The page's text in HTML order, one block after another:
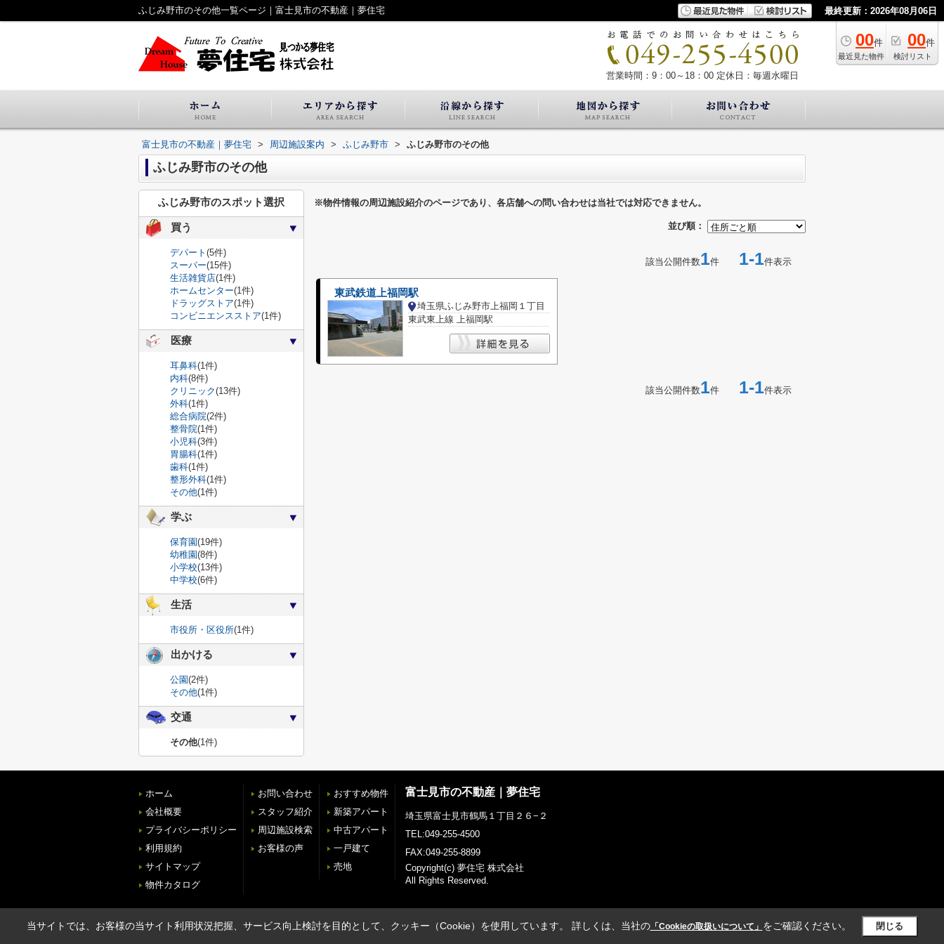
ふじみ野市のその他一覧ページ｜富士見市の不動産｜夢住宅 最終更新：2026年08月06日
00件
最近見た物件
00件
検討リスト
営業時間：9：00～18：00 定休日：毎週水曜日
富士見市の不動産｜夢住宅 > 周辺施設案内 > ふじみ野市 > ふじみ野市のその他
ふじみ野市のその他
※物件情報の周辺施設紹介のページであり、各店舗への問い合わせは当社では対応できません。
並び順：
該当公開件数1件 1-1件表示
東武鉄道上福岡駅
埼玉県ふじみ野市上福岡１丁目
東武東上線 上福岡駅
該当公開件数1件 1-1件表示
ふじみ野市のスポット選択
買う
デパート (5件)
スーパー(15件)
生活雑貨店(1件)
ホームセンター(1件)
ドラッグストア(1件)
コンビニエンスストア(1件)
医療
耳鼻科(1件)
内科(8件)
クリニック(13件)
外科(1件)
総合病院(2件)
整骨院(1件)
小児科(3件)
胃腸科(1件)
歯科(1件)
整形外科(1件)
その他(1件)
学ぶ
保育園(19件)
幼稚園(8件)
小学校(13件)
中学校(6件)
生活
市役所・区役所(1件)
出かける
公園(2件)
その他(1件)
交通
その他(1件)
ホーム
会社概要
プライバシーポリシー
利用規約
サイトマップ
物件カタログ
お問い合わせ
スタッフ紹介
周辺施設検索
お客様の声
おすすめ物件
新築アパート
中古アパート
一戸建て
売地
富士見市の不動産｜夢住宅
埼玉県富士見市鶴馬１丁目２６−２
TEL:049-255-4500
FAX:049-255-8899
Copyright(c) 夢住宅 株式会社
All Rights Reserved.
当サイトでは、お客様の当サイト利用状況把握、サービス向上検討を目的として、クッキー（Cookie）を使用しています。 詳しくは、当社の「Cookieの取扱いについて」 をご確認ください。 閉じる